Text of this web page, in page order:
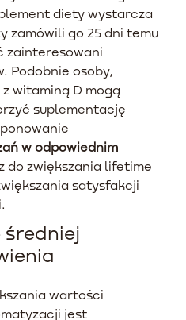
diety wystarcza
zamówili go 25 dni temu
zainteresowani
Podobnie osoby,
witaminą D mogą
suplementację
w odpowiednim
do zwiększania lifetime
satysfakcji
średniej
wartości
jest